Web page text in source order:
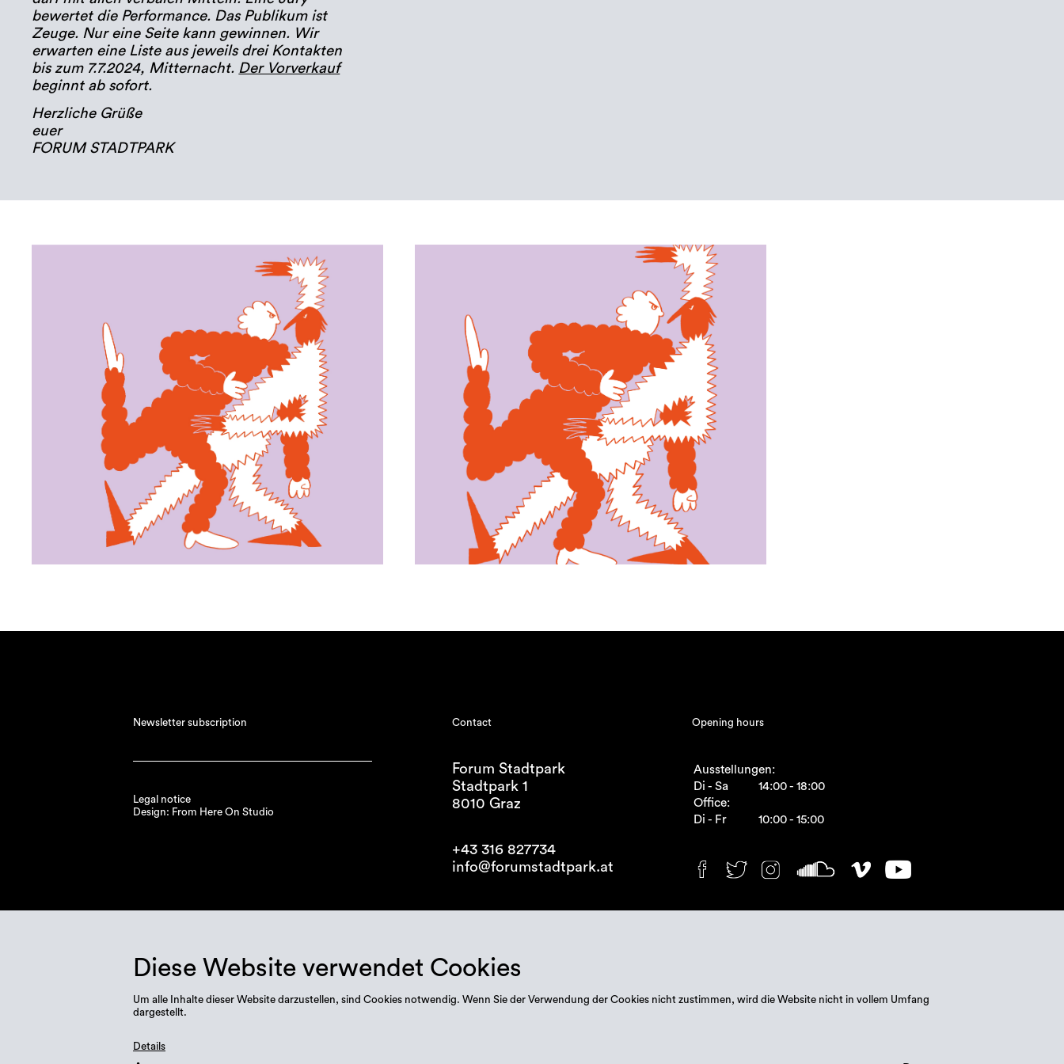
bewertet die Performance. Das Publikum ist
Zeuge. Nur eine Seite kann gewinnen. Wir
erwarten eine Liste aus jeweils drei Kontakten
bis zum 7.7.2024, Mitternacht. Der Vorverkauf
beginnt ab sofort.
Herzliche Grüße
euer
FORUM STADTPARK
Newsletter subscription
Legal notice
Design: From Here On Studio
Contact
Forum Stadtpark
Stadtpark 1
8010 Graz
+43 316 827734
info@forumstadtpark.at
Opening hours
Ausstellungen:
Di - Sa
14:00 - 18:00
Office:
Di - Fr
10:00 - 15:00
Diese Website verwendet Cookies
Um alle Inhalte dieser Website darzustellen, sind Cookies notwendig. Wenn Sie der Verwendung der Cookies nicht zustimmen, wird die Website nicht in vollem Umfang
dargestellt.
Details